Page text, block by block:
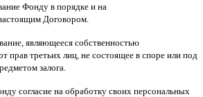
Фонду в порядке и на
Договором
являющееся собственностью
прав третьих лиц не состоящее в споре или под
залога
согласие на обработку своих персональных